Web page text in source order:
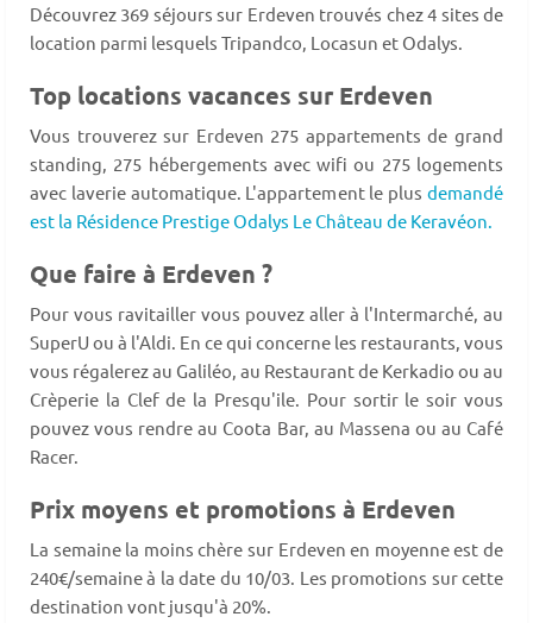
Découvrez 369 séjours sur Erdeven trouvés chez 4 sites de
location parmi lesquels Tripandco, Locasun et Odalys.
Top locations vacances sur Erdeven
Vous trouverez sur Erdeven 275 appartements de grand
standing, 275 hébergements avec wifi ou 275 logements
avec laverie automatique. L'appartement le plus demandé
est la Résidence Prestige Odalys Le Château de Keravéon.
Que faire à Erdeven ?
Pour vous ravitailler vous pouvez aller à l'Intermarché, au
SuperU ou à l'Aldi. En ce qui concerne les restaurants, vous
vous régalerez au Galiléo, au Restaurant de Kerkadio ou au
Crèperie la Clef de la Presqu'ile. Pour sortir le soir vous
pouvez vous rendre au Coota Bar, au Massena ou au Café
Racer.
Prix moyens et promotions à Erdeven
La semaine la moins chère sur Erdeven en moyenne est de
240€/semaine à la date du 10/03. Les promotions sur cette
destination vont jusqu'à 20%.